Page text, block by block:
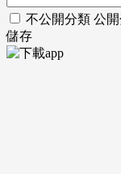
不公開分類 公
儲存